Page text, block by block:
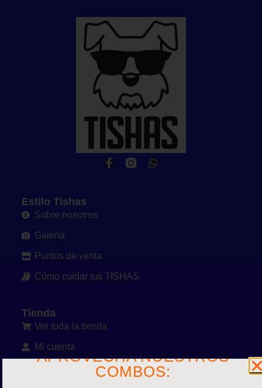
Estilo Tishas
Sobre nosotros
Galería
Puntos de venta
Cómo cuidar tus TISHAS
Tienda
Ver toda la tienda
Mi cuenta
Políticas y Condiciones
APROVECHA NUESTROS
COMBOS: